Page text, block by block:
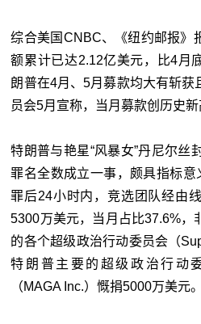
综合美国CNBC、《纽约邮报》
额累计已达2.12亿美元，比4月
朗普在4月、5月募款均大有斩获
员会5月宣称，当月募款创历史新
特朗普与艳星“风暴女”丹尼尔丝
罪名全数成立一事，颇具指标
罪后24小时内，竞选团队经由
5300万美元，当月占比37.6%，
的各个超级政治行动委员会（
特朗普主要的超级政治行动
（MAGA Inc.）慨捐5000万美元。